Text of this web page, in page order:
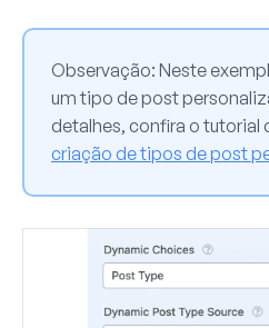
Observação: Neste
um tipo de post
detalhes, confira o tutorial
criação de tipos de post